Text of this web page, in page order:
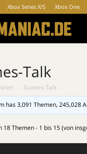
Xbox Series X/S Xbox One
Talk
› Games-Talk
has 3,091 Themen, 245,028
18 Themen - 1 bis 15 (von